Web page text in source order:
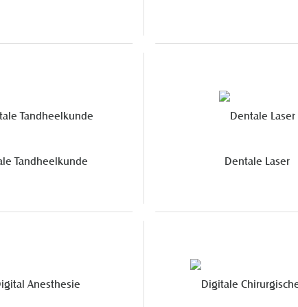
Tandheelkunde Dentale Laser